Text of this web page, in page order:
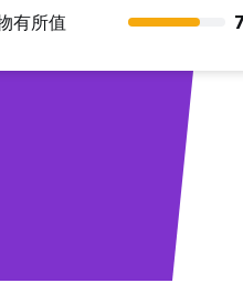
有所值